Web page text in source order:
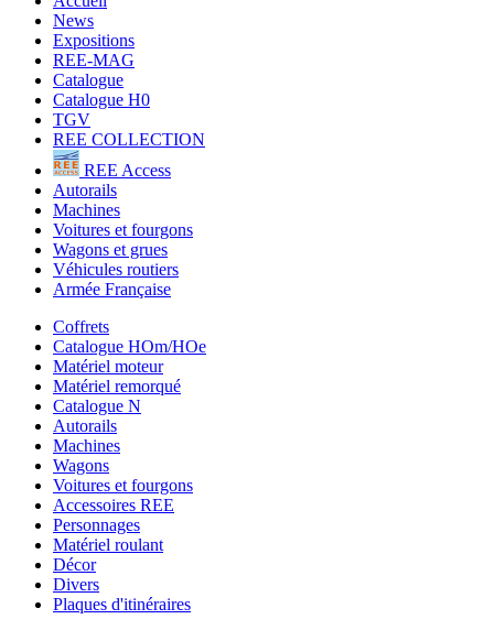
News
Expositions
REE-MAG
Catalogue
Catalogue H0
TGV
REE COLLECTION
REE Access
Autorails
Machines
Voitures et fourgons
Wagons et grues
Véhicules routiers
Armée Française
Coffrets
Catalogue HOm/HOe
Matériel moteur
Matériel remorqué
Catalogue N
Autorails
Machines
Wagons
Voitures et fourgons
Accessoires REE
Personnages
Matériel roulant
Décor
Divers
Plaques d'itinéraires